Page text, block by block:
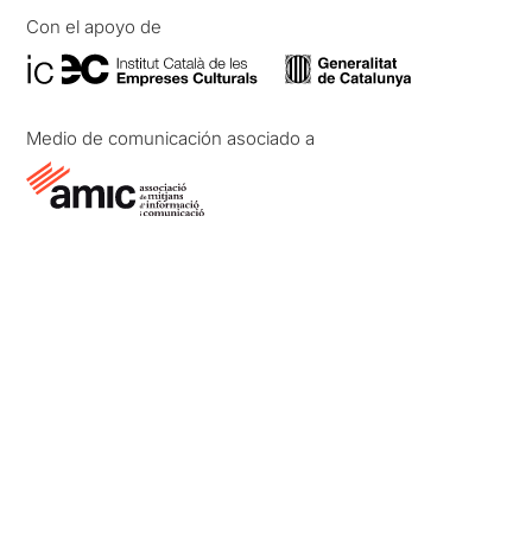
Con el apoyo de
Medio de comunicación asociado a